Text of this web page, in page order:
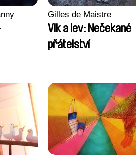
Gilles de Maistre
Vlk a lev: Nečekané
přátelství